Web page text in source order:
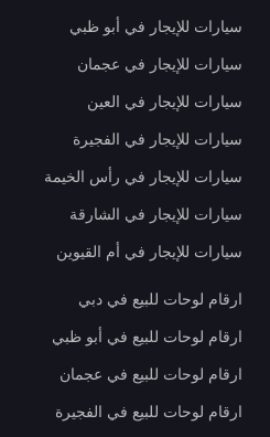
سيارات للإيجار في أبو ظبي
سيارات للإيجار في عجمان
سيارات للإيجار في العين
سيارات للإيجار في الفجيرة
سيارات للإيجار في رأس الخيمة
سيارات للإيجار في الشارقة
سيارات للإيجار في أم القيوين
ارقام لوحات للبيع في دبي
ارقام لوحات للبيع في أبو ظبي
ارقام لوحات للبيع في عجمان
ارقام لوحات للبيع في الفجيرة